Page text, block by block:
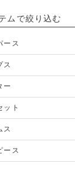
ムで絞り込む
ース
ス
ー
ット
ス
ース